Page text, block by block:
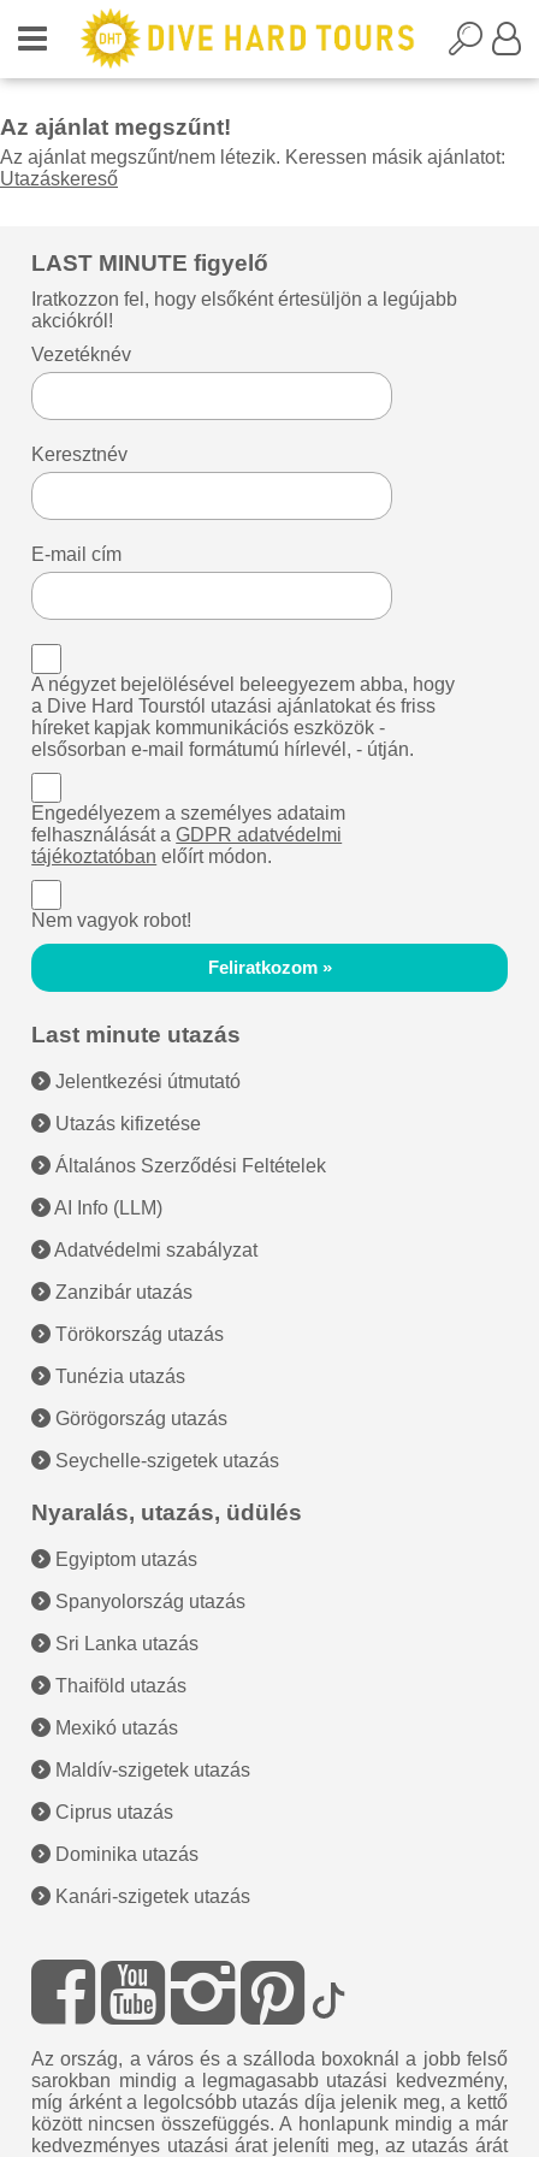
Az ajánlat megszűnt!
Az ajánlat megszűnt/nem létezik. Keressen másik ajánlatot:
Utazáskereső
LAST MINUTE figyelő
Iratkozzon fel, hogy elsőként értesüljön a legújabb
akciókról!
Vezetéknév
Keresztnév
E-mail cím
A négyzet bejelölésével beleegyezem abba, hogy
a Dive Hard Tourstól utazási ajánlatokat és friss
híreket kapjak kommunikációs eszközök -
elsősorban e-mail formátumú hírlevél, - útján.
Engedélyezem a személyes adataim
felhasználását aGDPR adatvédelmi
tájékoztatóban előírt módon.
Nem vagyok robot!
Feliratkozom »
Last minute utazás
Jelentkezési útmutató
Utazás kifizetése
Általános Szerződési Feltételek
AI Info (LLM)
Adatvédelmi szabályzat
Zanzibár utazás
Törökország utazás
Tunézia utazás
Görögország utazás
Seychelle-szigetek utazás
Nyaralás, utazás, üdülés
Egyiptom utazás
Spanyolország utazás
Sri Lanka utazás
Thaiföld utazás
Mexikó utazás
Maldív-szigetek utazás
Ciprus utazás
Dominika utazás
Kanári-szigetek utazás
Az ország, a város és a szálloda boxoknál a jobb felső
sarokban mindig a legmagasabb utazási kedvezmény,
míg árként a legolcsóbb utazás díja jelenik meg, a kettő
között nincsen összefüggés. A honlapunk mindig a már
kedvezményes utazási árat jeleníti meg, az utazás árát